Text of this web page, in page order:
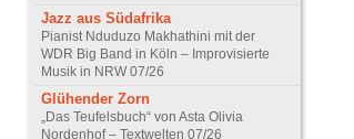
Jazz aus Südafrika
Pianist Nduduzo Makhathini mit der
WDR Big Band in Köln – Improvisierte
Musik in NRW 07/26
Glühender Zorn
„Das Teufelsbuch“ von Asta Olivia
Nordenhof – Textwelten 07/26